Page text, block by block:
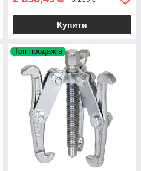
Купити
Топ продажів